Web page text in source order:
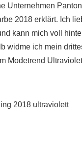
Unternehmen
2018 erklärt. Ich
kann mich voll
widme ich mein
Modetrend